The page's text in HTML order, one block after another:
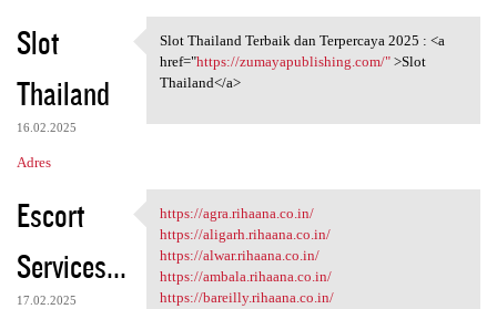
Slot
Thailand
16.02.2025
Adres
Slot Thailand Terbaik dan
Slot Thailand Terbaik dan Terpercaya 2025 : <a
href="https://zumayapublishing.com/">Slot
Thailand</a>
Escort
Services...
17.02.2025
https://agra.rihaana.co.in/
https://agra.rihaana.co.in/
https://aligarh.rihaana.co.in/
https://alwar.rihaana.co.in/
https://ambala.rihaana.co.in/
https://bareilly.rihaana.co.in/